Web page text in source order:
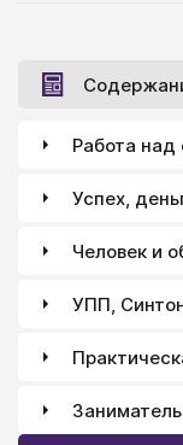
Работа над
Успех,
Человек и
УПП,